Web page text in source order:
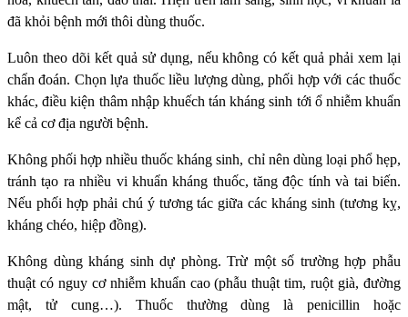
đã khỏi bệnh mới thôi dùng thuốc.
Luôn theo dõi kết quả sử dụng, nếu không có kết quả phải xem lại
chẩn đoán. Chọn lựa thuốc liều lượng dùng, phối hợp với các thuốc
khác, điều kiện thâm nhập khuếch tán kháng sinh tới ổ nhiễm khuẩn
kể cả cơ địa người bệnh.
Không phối hợp nhiều thuốc kháng sinh, chỉ nên dùng loại phổ hẹp,
tránh tạo ra nhiều vi khuẩn kháng thuốc, tăng độc tính và tai biến.
Nếu phối hợp phải chú ý tương tác giữa các kháng sinh (tương kỵ,
kháng chéo, hiệp đồng).
Không dùng kháng sinh dự phòng. Trừ một số trường hợp phẫu
thuật có nguy cơ nhiễm khuẩn cao (phẫu thuật tim, ruột già, đường
mật, tử cung…). Thuốc thường dùng là penicillin hoặc